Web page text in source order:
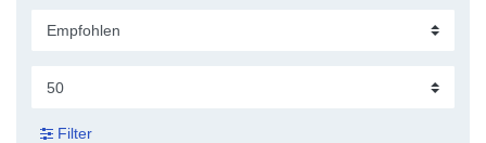
Filter